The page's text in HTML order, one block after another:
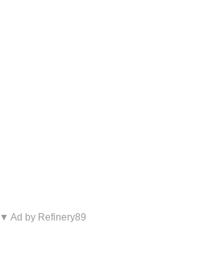
▼ Ad by Refinery89